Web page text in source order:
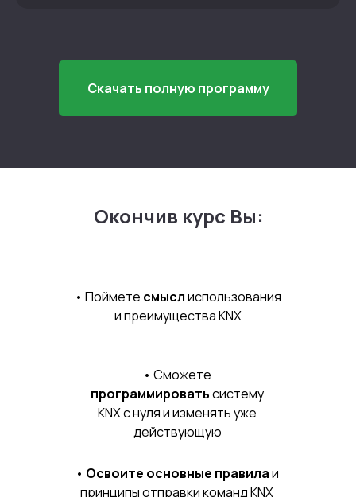
Скачать полную программу
Окончив курс Вы:
• Поймете смыслиспользования
и преимущества KNX
• Сможете
программироватьсистему
KNX с нуля и изменять уже
действующую
• Освоите основные правилаи
принципы отправки команд KNX